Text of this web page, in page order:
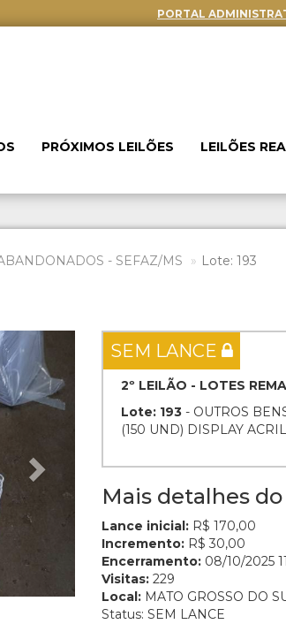
PORTAL
PRÓXIMOS LEILÕES LEILÕES
- SEFAZ/MS Lote: 193
SEM LANCE
2º LEILÃO - LOTES
Lote: 193 - OUTROS
(150 UND) DISPLAY
Mais detalhes
Lance inicial: R$ 170,00
Incremento: R$ 30,00
Encerramento: 08/10/2025
Visitas: 229
Local: MATO GROSSO DO
Status: SEM LANCE